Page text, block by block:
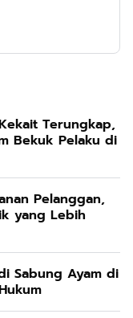
Terungkap,
Bekuk Pelaku di
Pelanggan,
yang Lebih
Sabung Ayam di